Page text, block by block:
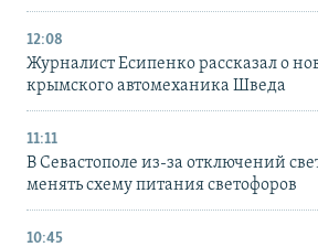
12:08
Журналист Есипенко рассказал о
крымского автомеханика Шведа
11:11
В Севастополе из-за отключений
менять схему питания светофоров
10:45